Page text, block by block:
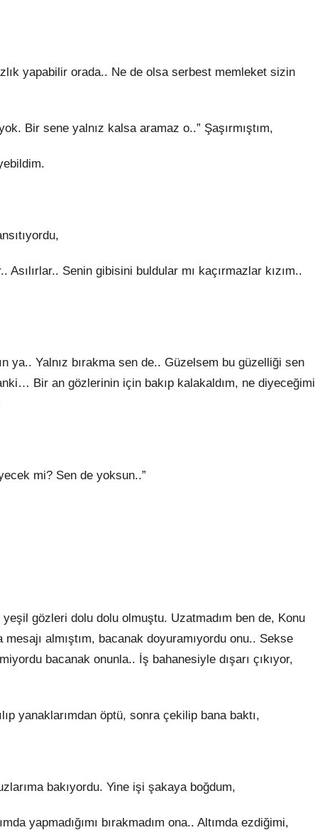
yapabilir orada.. Ne de olsa serbest memleket sizin
Bir sene yalnız kalsa aramaz o..” Şaşırmıştım,
Senin gibisini buldular mı kaçırmazlar kızım..
Yalnız bırakma sen de.. Güzelsem bu güzelliği sen
Bir an gözlerinin için bakıp kalakaldım, ne diyeceğimi
mi? Sen de yoksun..”
gözleri dolu dolu olmuştu. Uzatmadım ben de, Konu
almıştım, bacanak doyuramıyordu onu.. Sekse
bacanak onunla.. İş bahanesiyle dışarı çıkıyor,
yanaklarımdan öptü, sonra çekilip bana baktı,
bakıyordu. Yine işi şakaya boğdum,
yapmadığımı bırakmadım ona.. Altımda ezdiğimi,